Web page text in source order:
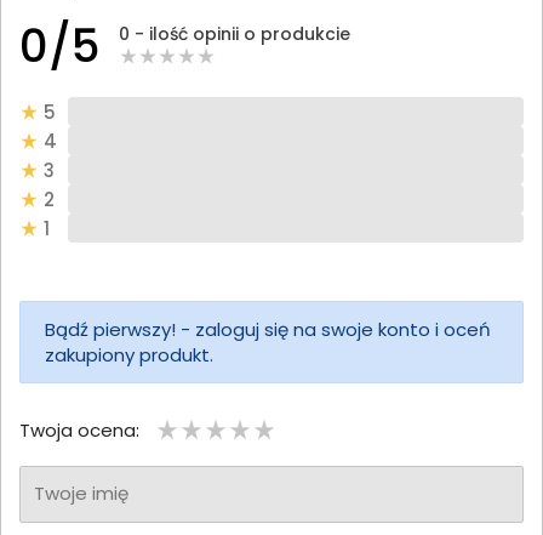
0/5 0 - ilość opinii o produkcie
5
4
3
2
1
Bądź pierwszy! - zaloguj się na swoje konto i oceń
zakupiony produkt.
Twoja ocena:
Twoje imię